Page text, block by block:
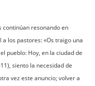
continúan resonando en
los pastores: «Os traigo una
pueblo: Hoy, en la ciudad de
siento la necesidad de
vez este anuncio; volver a